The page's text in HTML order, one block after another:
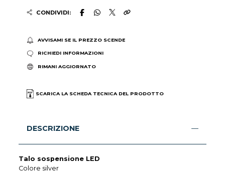
CONDIVIDI:
AVVISAMI SE IL PREZZO SCENDE
RICHIEDI INFORMAZIONI
RIMANI AGGIORNATO
SCARICA LA SCHEDA TECNICA DEL PRODOTTO
DESCRIZIONE
Talo sospensione LED
Colore silver